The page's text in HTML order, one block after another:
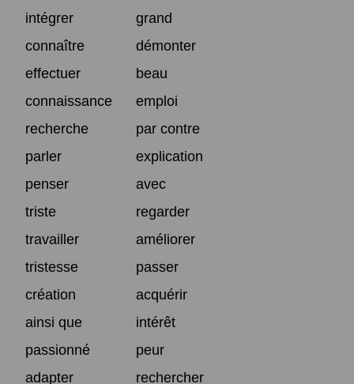
intégrer
grand
connaître
démonter
effectuer
beau
connaissance
emploi
recherche
par contre
parler
explication
penser
avec
triste
regarder
travailler
améliorer
tristesse
passer
création
acquérir
ainsi que
intérêt
passionné
peur
adapter
rechercher